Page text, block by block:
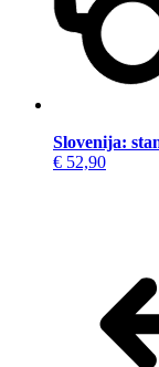
Slovenija:
€ 52,90